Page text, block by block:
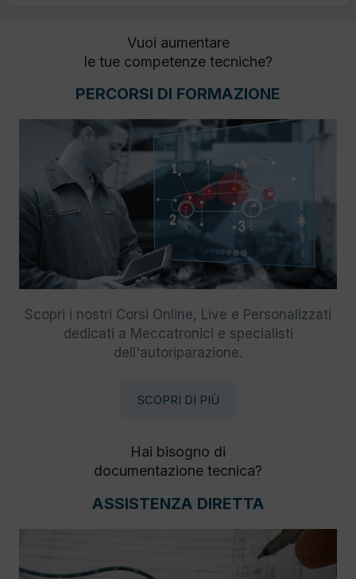
Vuoi aumentare
le tue competenze tecniche?
PERCORSI DI FORMAZIONE
Scopri i nostri Corsi Online, Live e Personalizzati
dedicati a Meccatronici e specialisti
dell'autoriparazione.
SCOPRI DI PIÙ
Hai bisogno di
documentazione tecnica?
ASSISTENZA DIRETTA